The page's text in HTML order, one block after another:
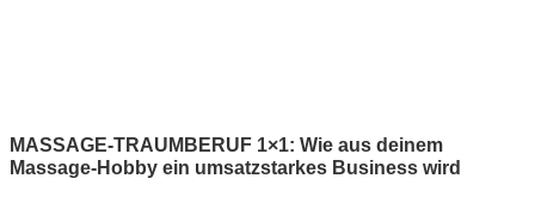
MASSAGE-TRAUMBERUF 1×1: Wie aus deinem
Massage-Hobby ein umsatzstarkes Business wird